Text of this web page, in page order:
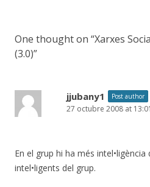
One thought on “Xarxes
(3.0)”
jjubany1 Post author
27 octubre 2008 at 13:01
En el grup hi ha més
intel•ligents del grup.